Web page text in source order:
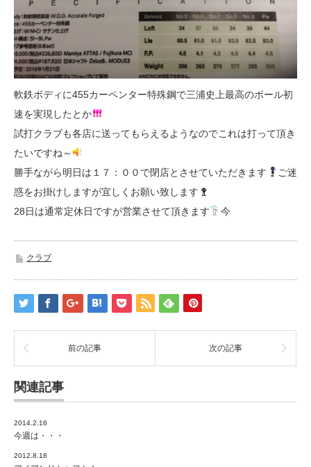
軟鉄ボディに455カーペンター特殊鋼で三浦史上最高のボール初
速を実現したとか
試打クラブも各店に送ってもらえるようなのでこれは打って頂き
たいですね～
勝手ながら明日は１７：００で閉店とさせていただきます
ご迷
惑をお掛けしますが宜しくお願い致します
28日は通常定休日ですが営業させて頂きます
今
クラブ
前の記事 次の記事
関連記事
2014.2.16
今週は・・・
2012.8.18